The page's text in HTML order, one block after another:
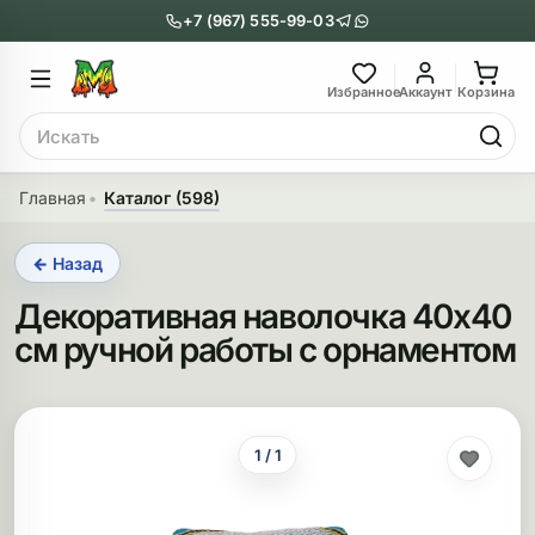
+7 (967) 555-99-03
ИзбранноеАккаунт Корзина
Поиск
Главное меню
Бонги
бонги
бонги
Главное
Трубки
Металлические
Главная Каталог (598)
← Назад
Декоративная наволочка 40х40
см ручной работы с орнаментом
1 / 1